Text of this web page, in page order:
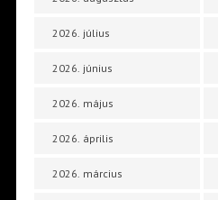
2026. július
2026. június
2026. május
2026. április
2026. március